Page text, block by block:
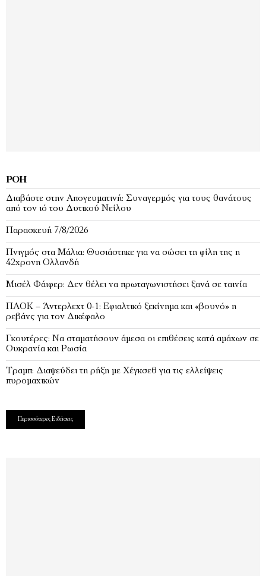
ΡΟΉ
Διαβάστε στην Απογευματινή: Συναγερμός για τους θανάτους
από τον ιό του Δυτικού Νείλου
Παρασκευή 7/8/2026
Πνιγμός στα Μάλια: Θυσιάστηκε για να σώσει τη φίλη της η
42χρονη Ολλανδή
Μισέλ Φάιφερ: Δεν θέλει να πρωταγωνιστήσει ξανά σε ταινία
ΠΑΟΚ – Άντερλεχτ 0-1: Εφιαλτικό ξεκίνημα και «βουνό» η
ρεβάνς για τον Δικέφαλο
Γκουτέρες: Να σταματήσουν άμεσα οι επιθέσεις κατά αμάχων σε
Ουκρανία και Ρωσία
Τραμπ: Διαψεύδει τη ρήξη με Χέγκσεθ για τις ελλείψεις
πυρομαχικών
Περισσότερες Ειδήσεις